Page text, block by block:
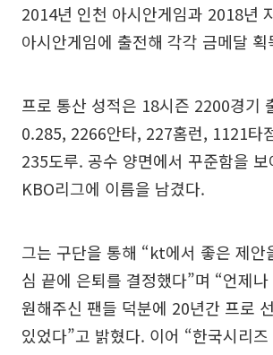
2014년 인천 아시안게임과 2018년
아시안게임에 출전해 각각 금메달
프로 통산 성적은 18시즌 2200경기
0.285, 2266안타, 227홈런, 1121타
235도루. 공수 양면에서 꾸준함을
KBO리그에 이름을 남겼다.
그는 구단을 통해 “kt에서 좋은 제안
심 끝에 은퇴를 결정했다”며 “언제
원해주신 팬들 덕분에 20년간 프로
있었다”고 밝혔다. 이어 “한국시리